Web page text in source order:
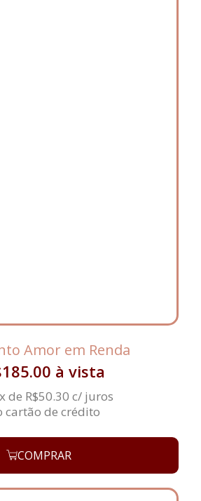
Amor em Renda
185.00 à vista
de R$50.30 c/ juros
cartão de crédito
COMPRAR